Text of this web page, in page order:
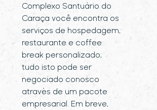
Complexo Santuário do
Caraça você encontra os
serviços de hospedagem,
restaurante e coffee
break personalizado;
tudo isto pode ser
negociado conosco
através de um pacote
empresarial. Em breve,